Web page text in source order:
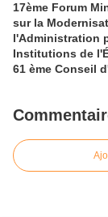
17ème Forum
sur la
l'Administration
Institutions de
61 ème Conseil